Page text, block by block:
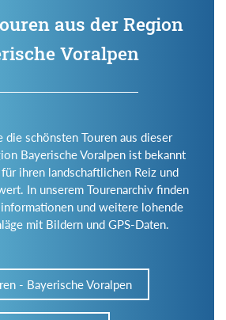
aus der Region
Voralpen
die schönsten Touren aus dieser
Bayerische Voralpen ist bekannt
ihren landschaftlichen Reiz und
In unserem Tourenarchiv finden
und weitere lohende
mit Bildern und GPS-Daten.
- Bayerische Voralpen